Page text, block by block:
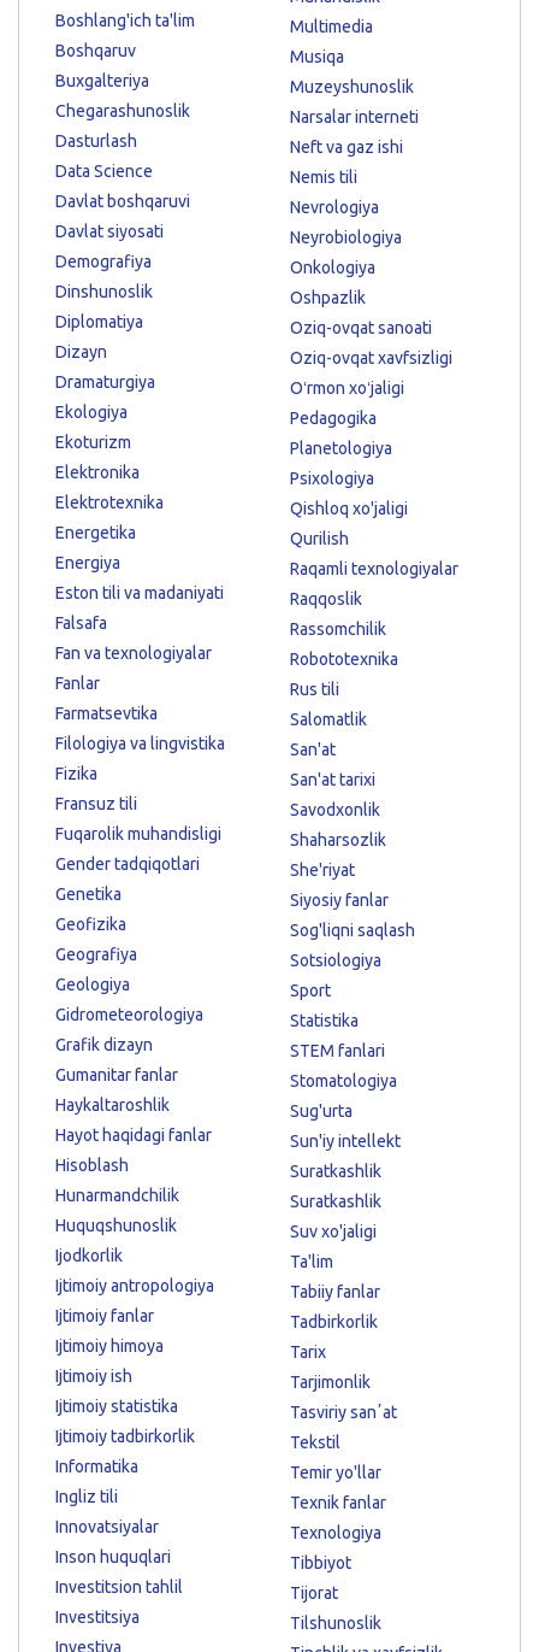
Boshlang'ich ta'lim
Boshqaruv
Buxgalteriya
Chegarashunoslik
Dasturlash
Data Science
Davlat boshqaruvi
Davlat siyosati
Demografiya
Dinshunoslik
Diplomatiya
Dizayn
Dramaturgiya
Ekologiya
Ekoturizm
Elektronika
Elektrotexnika
Energetika
Energiya
Eston tili va madaniyati
Falsafa
Fan va texnologiyalar
Fanlar
Farmatsevtika
Filologiya va lingvistika
Fizika
Fransuz tili
Fuqarolik muhandisligi
Gender tadqiqotlari
Genetika
Geofizika
Geografiya
Geologiya
Gidrometeorologiya
Grafik dizayn
Gumanitar fanlar
Haykaltaroshlik
Hayot haqidagi fanlar
Hisoblash
Hunarmandchilik
Huquqshunoslik
Ijodkorlik
Ijtimoiy antropologiya
Ijtimoiy fanlar
Ijtimoiy himoya
Ijtimoiy ish
Ijtimoiy statistika
Ijtimoiy tadbirkorlik
Informatika
Ingliz tili
Innovatsiyalar
Inson huquqlari
Investitsion tahlil
Investitsiya
Investiya
Multimedia
Musiqa
Muzeyshunoslik
Narsalar interneti
Neft va gaz ishi
Nemis tili
Nevrologiya
Neyrobiologiya
Onkologiya
Oshpazlik
Oziq-ovqat sanoati
Oziq-ovqat xavfsizligi
Oʻrmon xoʻjaligi
Pedagogika
Planetologiya
Psixologiya
Qishloq xo'jaligi
Qurilish
Raqamli texnologiyalar
Raqqoslik
Rassomchilik
Robototexnika
Rus tili
Salomatlik
San'at
San'at tarixi
Savodxonlik
Shaharsozlik
She'riyat
Siyosiy fanlar
Sog'liqni saqlash
Sotsiologiya
Sport
Statistika
STEM fanlari
Stomatologiya
Sug'urta
Sun'iy intellekt
Suratkashlik
Suratkashlik
Suv xo'jaligi
Ta'lim
Tabiiy fanlar
Tadbirkorlik
Tarix
Tarjimonlik
Tasviriy sanʼat
Tekstil
Temir yo'llar
Texnik fanlar
Texnologiya
Tibbiyot
Tijorat
Tilshunoslik